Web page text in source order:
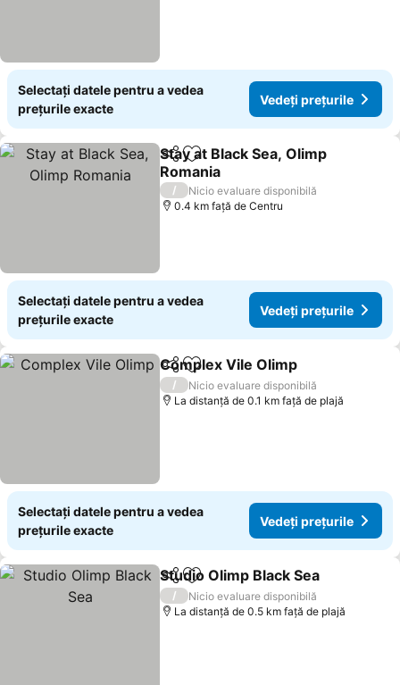
Selectați datele pentru a vedea
prețurile exacte
Vedeți prețurile
DistribuițiAdăugaţi la favorite
Stay at Black Sea, Olimp
Romania
/
Nicio evaluare disponibilă
0.4 km faţă de Centru
Selectați datele pentru a vedea
prețurile exacte
Vedeți prețurile
DistribuițiAdăugaţi la favorite
Complex Vile Olimp
/
Nicio evaluare disponibilă
La distanță de 0.1 km față de plajă
Selectați datele pentru a vedea
prețurile exacte
Vedeți prețurile
DistribuițiAdăugaţi la favorite
Studio Olimp Black Sea
/
Nicio evaluare disponibilă
La distanță de 0.5 km față de plajă